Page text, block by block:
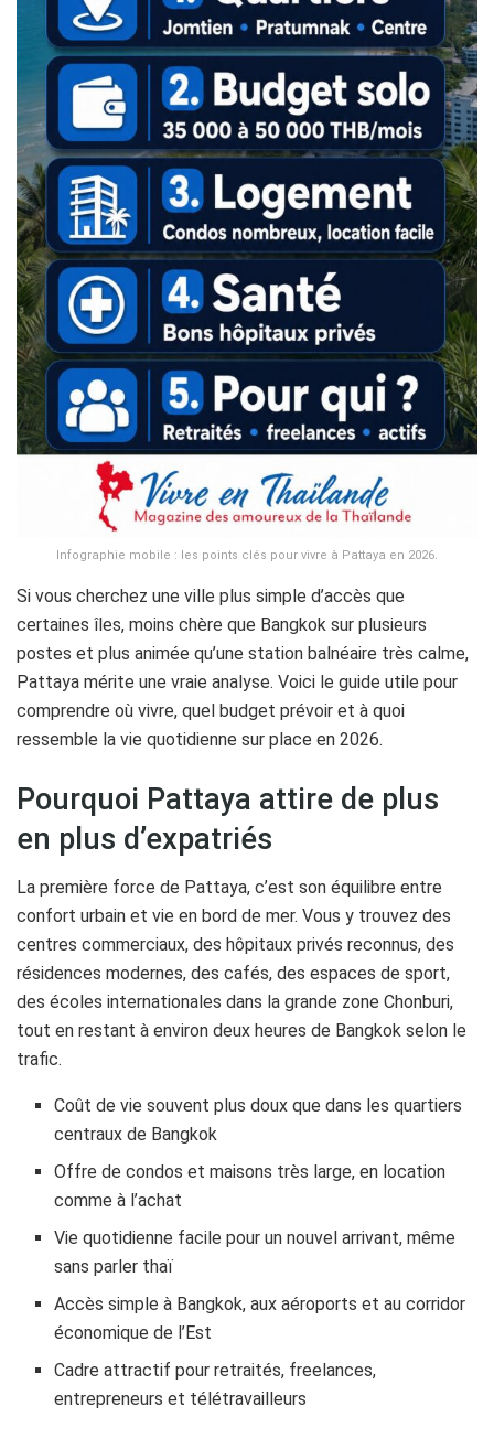
Infographie mobile : les points clés pour vivre à Pattaya en 2026.
Si vous cherchez une ville plus simple d’accès que
certaines îles, moins chère que Bangkok sur plusieurs
postes et plus animée qu’une station balnéaire très calme,
Pattaya mérite une vraie analyse. Voici le guide utile pour
comprendre où vivre, quel budget prévoir et à quoi
ressemble la vie quotidienne sur place en 2026.
Pourquoi Pattaya attire de plus
en plus d’expatriés
La première force de Pattaya, c’est son équilibre entre
confort urbain et vie en bord de mer. Vous y trouvez des
centres commerciaux, des hôpitaux privés reconnus, des
résidences modernes, des cafés, des espaces de sport,
des écoles internationales dans la grande zone Chonburi,
tout en restant à environ deux heures de Bangkok selon le
trafic.
Coût de vie souvent plus doux que dans les quartiers
centraux de Bangkok
Offre de condos et maisons très large, en location
comme à l’achat
Vie quotidienne facile pour un nouvel arrivant, même
sans parler thaï
Accès simple à Bangkok, aux aéroports et au corridor
économique de l’Est
Cadre attractif pour retraités, freelances,
entrepreneurs et télétravailleurs